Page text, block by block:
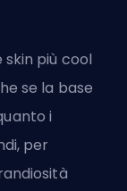
più cool
se la base
i
per